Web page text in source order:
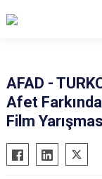
AFAD -
Afet
Film